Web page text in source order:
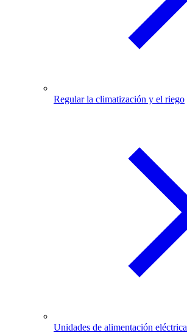
Regular la climatización y el riego
Unidades de alimentación eléctrica